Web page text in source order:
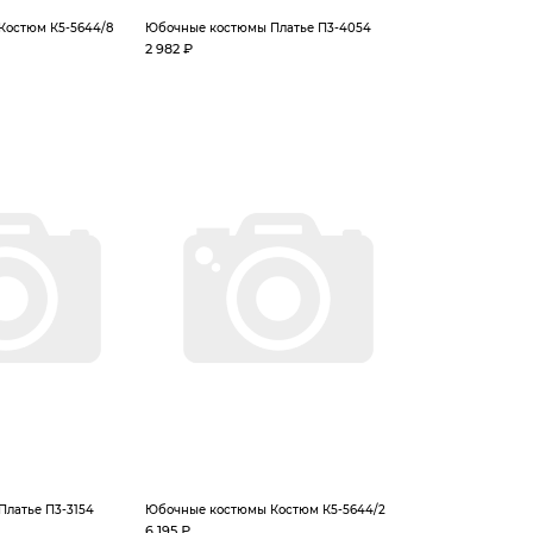
К5-5644/8 Юбочные костюмы Платье П3-4054
2 982 ₽
П3-3154 Юбочные костюмы Костюм К5-5644/2